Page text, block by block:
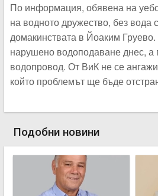
По информация, обявена на
на водното дружество, без вода
домакинствата в Йоаким
нарушено водоподаване днес, а
водопровод. От ВиК не се
който проблемът ще бъде
Подобни новини